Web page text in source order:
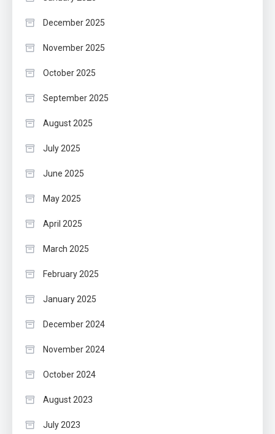
December 2025
November 2025
October 2025
September 2025
August 2025
July 2025
June 2025
May 2025
April 2025
March 2025
February 2025
January 2025
December 2024
November 2024
October 2024
August 2023
July 2023